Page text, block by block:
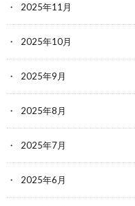
2025年11月
2025年10月
2025年9月
2025年8月
2025年7月
2025年6月